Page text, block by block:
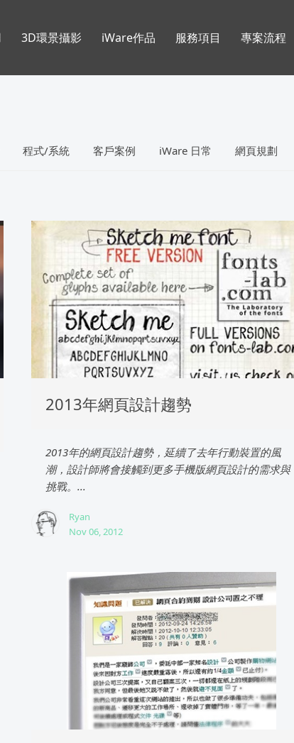
程式/系統 客戶案例 iWare 日常 網頁規劃
2013年網頁設計趨勢
2013年的網頁設計趨勢，延續了去年行動裝置的風
潮，設計師將會接觸到更多手機版網頁設計的需求與
挑戰。...
Ryan
Nov 06, 2012